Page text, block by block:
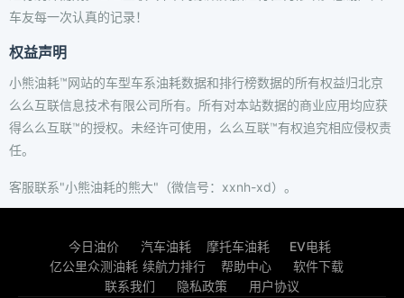
车友每一次认真的记录！
权益声明
小熊油耗™网站的车型车系油耗数据和排行榜数据的所有权益归北京
么么互联信息技术有限公司所有。所有对本站数据的商业应用均应获
得么么互联™的授权。未经许可使用，么么互联™有权追究相应侵权责
任。
客服联系"小熊油耗的熊大"（微信号：xxnh-xd）。
今日油价 汽车油耗 摩托车油耗
EV电耗
亿公里众测油耗 续航力排行 帮助中心
软件下载
联系我们
隐私政策 用户协议